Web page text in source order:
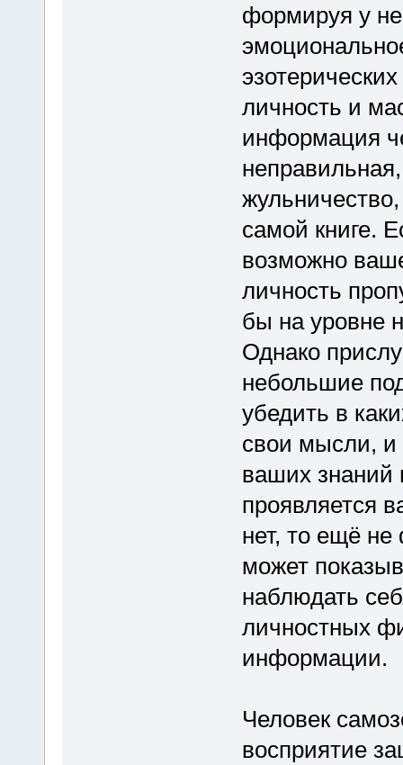
формируя у
личность и
информация
самой книге.
возможно
личность
бы на уровне
Однако
небольшие
убедить в
свои мысли, и
ваших знаний
проявляется
нет, то ещё не
может
наблюдать
личностных
информации.
Человек
восприятие